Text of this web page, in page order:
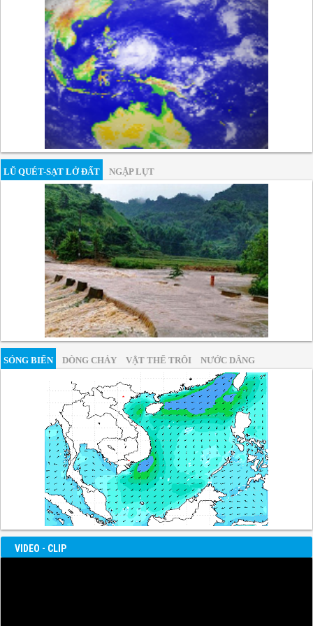
LŨ QUÉT-SẠT LỞ ĐẤT NGẬP LỤT
SÓNG BIỂN DÒNG CHẢY VẬT THỂ TRÔI NƯỚC DÂNG
VIDEO - CLIP